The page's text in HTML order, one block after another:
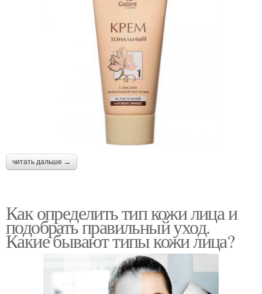
читать дальше →
Как определить тип кожи лица и
подобрать правильный уход.
Какие бывают типы кожи лица?